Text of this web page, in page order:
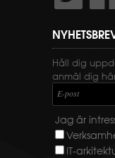
Håll dig
anmäl dig
E-post
Jag är
IT-